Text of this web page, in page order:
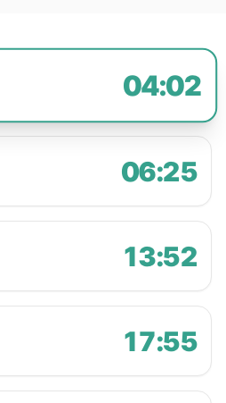
04:02
06:25
13:52
17:55